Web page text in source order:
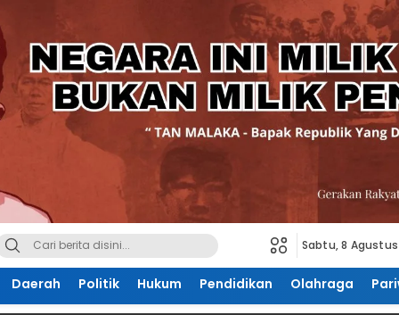
Sabtu, 8
Daerah Politik Hukum Pendidikan Olahraga